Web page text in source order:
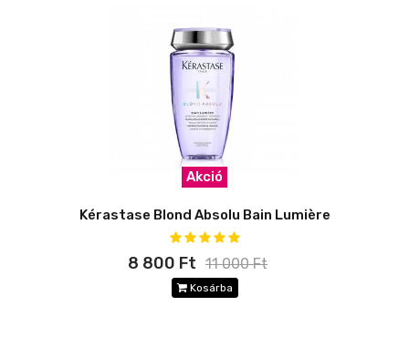
Akció
Kérastase Blond Absolu Bain Lumière
8 800 Ft 11 000 Ft
Kosárba